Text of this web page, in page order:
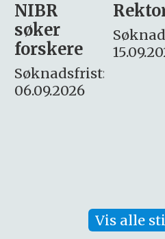
Rektor
Søknadsfrist:
15.09.2026
innen
Vis alle